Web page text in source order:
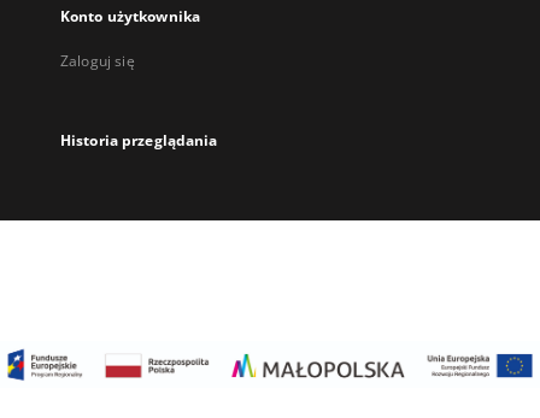
Konto użytkownika
Zaloguj się
Historia przeglądania